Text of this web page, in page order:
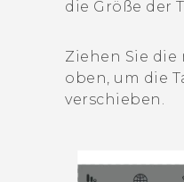
die Größe der
Ziehen Sie die
oben, um die
verschieben.